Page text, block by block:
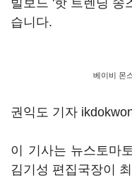
빌보드 '핫 트렌딩 송
습니다.
베이비 몬
권익도 기자
이 기사는 뉴스토마
김기성 편집국장이